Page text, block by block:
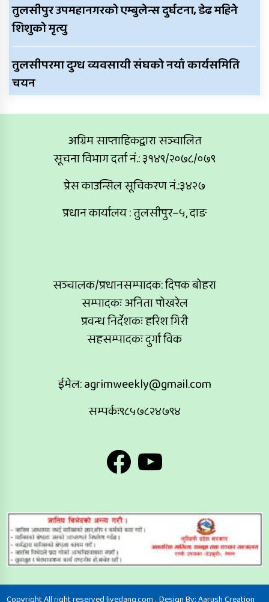
तुलसीपुर उपमहानगरको एम्बुलेन्स दुर्घटना, डेढ महिने
शिशुको मृत्यु
तुलसीपरमा दुग्ध व्यवसायी संघको नयाँ कार्यसमिति
चयन
अग्रिम साप्ताहिकद्वारा सञ्चालित
सूचना विभाग दर्ता नं.: ३१४९/२०७८/०७९
प्रेस काउन्सिल सूचिकरण नं.:३४२७
प्रधान कार्यालय : तुलसीपुर–५, दाङ
सञ्चालक/प्रधानसम्पादक: दिपक बोहरा
सम्पादकः अनिता पोखरेल
प्रवन्ध निर्देशकः हरिश गिरी
सहसम्पादकः दुर्गा विक
ईमेल:agrimweekly@gmail.com
सम्पर्कः९८५७८२४७९४
Facebook
YouTube